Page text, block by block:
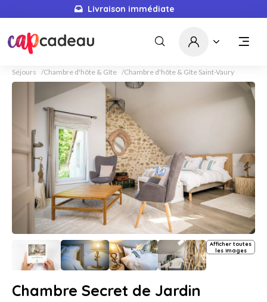
Livraison immédiate
Séjours Chambre d'hôte & Gîte Chambre d'hôte & Gîte Saint-Vaury
Afficher toutes
les images
Chambre Secret de Jardin